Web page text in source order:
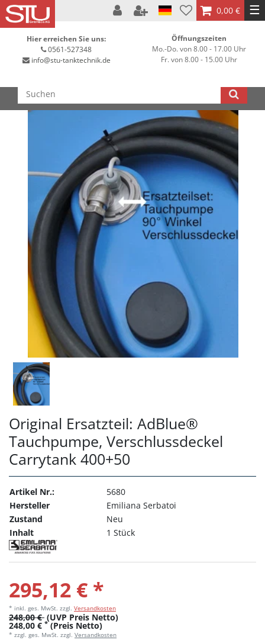
0,00 € ☰
Hier erreichen Sie uns:
0561-527348
info@stu-tanktechnik.de
Öffnungszeiten
Mo.-Do. von 8.00 - 17.00 Uhr
Fr. von 8.00 - 15.00 Uhr
Original Ersatzteil: AdBlue®
Tauchpumpe, Verschlussdeckel
Carrytank 400+50
Artikel Nr.:
5680
Hersteller
Emiliana Serbatoi
Zustand
Neu
Inhalt
1 Stück
295,12 € *
* inkl. ges. MwSt. zzgl. Versandkosten
248,00 € (UVP Preis Netto)
248,00 € * (Preis Netto)
* zzgl. ges. MwSt. zzgl. Versandkosten